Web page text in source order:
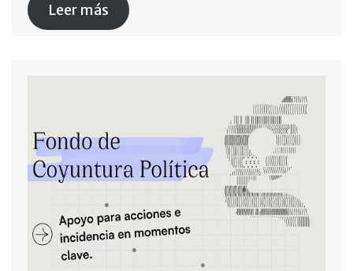
Leer más